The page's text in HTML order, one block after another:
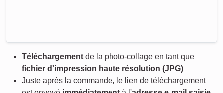
Téléchargement de la photo-collage en tant que
fichier d'impression haute résolution (JPG)
Juste après la commande, le lien de téléchargement